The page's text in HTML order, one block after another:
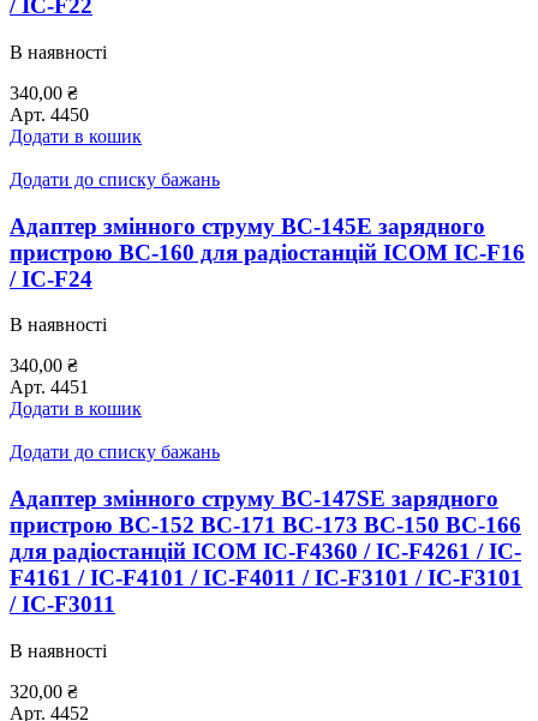
/ IC-F22
В наявності
340,00 ₴
Арт. 4450
Додати в кошик
Додати до списку бажань
Адаптер змінного струму BC-145E зарядного
пристрою ВС-160 для радіостанцій ICOM IC-F16
/ IC-F24
В наявності
340,00 ₴
Арт. 4451
Додати в кошик
Додати до списку бажань
Адаптер змінного струму BC-147SE зарядного
пристрою BC-152 BC-171 BC-173 BC-150 BC-166
для радіостанцій ICOM IC-F4360 / IC-F4261 / IC-
F4161 / IC-F4101 / IC-F4011 / IC-F3101 / IC-F3101
/ IC-F3011
В наявності
320,00 ₴
Арт. 4452